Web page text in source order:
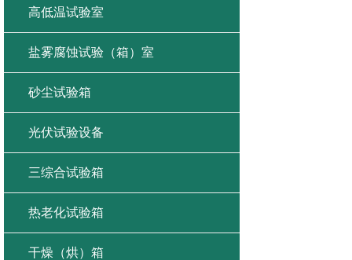
高低温试验室
盐雾腐蚀试验（箱）室
砂尘试验箱
光伏试验设备
三综合试验箱
热老化试验箱
干燥（烘）箱